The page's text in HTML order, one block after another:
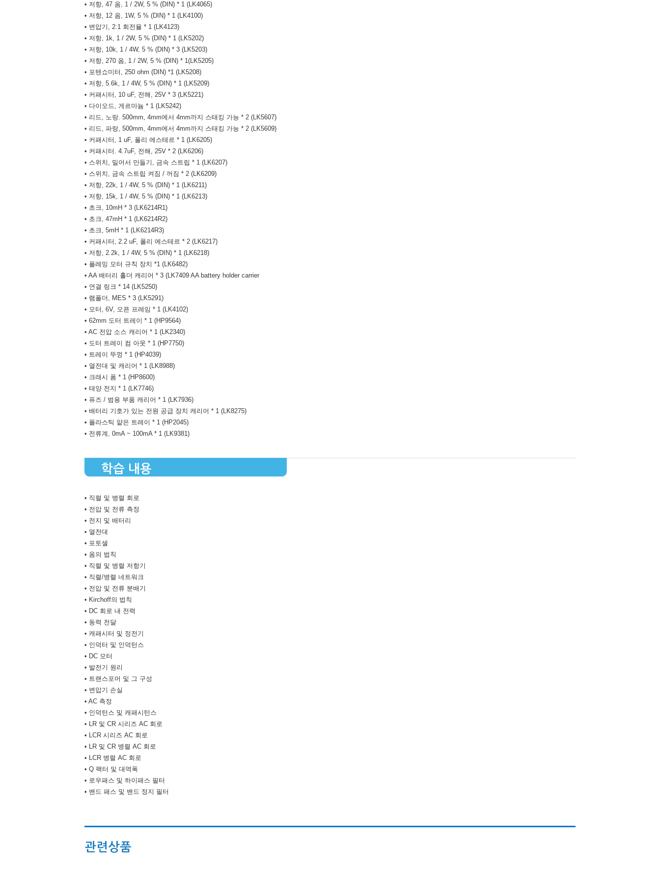
• 저항, 47 옴, 1 / 2W, 5 % (DIN) * 1 (LK4065)
• 저항, 12 옴, 1W, 5 % (DIN) * 1 (LK4100)
• 변압기, 2:1 회전율 * 1 (LK4123)
• 저항, 1k, 1 / 2W, 5 % (DIN) * 1 (LK5202)
• 저항, 10k, 1 / 4W, 5 % (DIN) * 3 (LK5203)
• 저항, 270 옴, 1 / 2W, 5 % (DIN) * 1(LK5205)
• 포텐쇼미터, 250 ohm (DIN) *1 (LK5208)
• 저항, 5.6k, 1 / 4W, 5 % (DIN) * 1 (LK5209)
• 커패시터, 10 uF, 전해, 25V * 3 (LK5221)
• 다이오드, 게르마늄 * 1 (LK5242)
• 리드, 노랑. 500mm, 4mm에서 4mm까지 스태킹 가능 * 2 (LK5607)
• 리드, 파랑, 500mm, 4mm에서 4mm까지 스태킹 가능 * 2 (LK5609)
• 커패시터, 1 uF, 폴리 에스테르 * 1 (LK6205)
• 커패시터. 4.7uF, 전해, 25V * 2 (LK6206)
• 스위치, 밀어서 만들기, 금속 스트립 * 1 (LK6207)
• 스위치, 금속 스트립 켜짐 / 꺼짐 * 2 (LK6209)
• 저항, 22k, 1 / 4W, 5 % (DIN) * 1 (LK6211)
• 저항, 15k, 1 / 4W, 5 % (DIN) * 1 (LK6213)
• 초크, 10mH * 3 (LK6214R1)
• 초크, 47mH * 1 (LK6214R2)
• 초크, 5mH * 1 (LK6214R3)
• 커패시터, 2.2 uF, 폴리 에스테르 * 2 (LK6217)
• 저항, 2.2k, 1 / 4W, 5 % (DIN) * 1 (LK6218)
• 플레밍 모터 규칙 장치 *1 (LK6482)
• AA 배터리 홀더 캐리어 * 3 (LK7409 AA battery holder carrier
• 연결 링크 * 14 (LK5250)
• 램폴더, MES * 3 (LK5291)
• 모터, 6V, 오픈 프레임 * 1 (LK4102)
• 62mm 도터 트레이 * 1 (HP9564)
• AC 전압 소스 캐리어 * 1 (LK2340)
• 도터 트레이 컴 아웃 * 1 (HP7750)
• 트레이 뚜껑 * 1 (HP4039)
• 열전대 및 캐리어 * 1 (LK8988)
• 크래시 폼 * 1 (HP8600)
• 태양 전지 * 1 (LK7746)
• 퓨즈 / 범용 부품 캐리어 * 1 (LK7936)
• 배터리 기호가 있는 전원 공급 장치 캐리어 * 1 (LK8275)
• 플라스틱 얕은 트레이 * 1 (HP2045)
• 전류계, 0mA ~ 100mA * 1 (LK9381)
학습 내용
• 직렬 및 병렬 회로
• 전압 및 전류 측정
• 전지 및 배터리
• 열전대
• 포토셀
• 옴의 법칙
• 직렬 및 병렬 저항기
• 직렬/병렬 네트워크
• 전압 및 전류 분배기
• Kirchoff의 법칙
• DC 회로 내 전력
• 동력 전달
• 캐패시터 및 정전기
• 인덕터 및 인덕턴스
• DC 모터
• 발전기 원리
• 트랜스포머 및 그 구성
• 변압기 손실
• AC 측정
• 인덕턴스 및 캐패시턴스
• LR 및 CR 시리즈 AC 회로
• LCR 시리즈 AC 회로
• LR 및 CR 병렬 AC 회로
• LCR 병렬 AC 회로
• Q 팩터 및 대역폭
• 로우패스 및 하이패스 필터
• 밴드 패스 및 밴드 정지 필터
관련상품